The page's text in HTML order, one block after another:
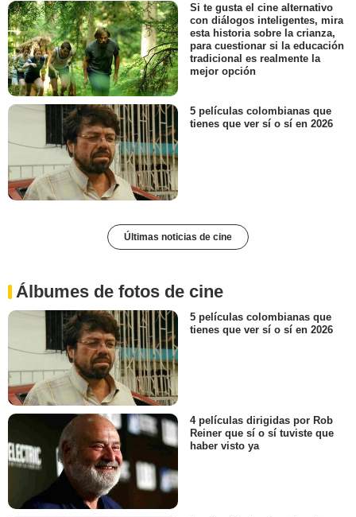
Si te gusta el cine alternativo
con diálogos inteligentes, mira
esta historia sobre la crianza,
para cuestionar si la educación
tradicional es realmente la
mejor opción
5 películas colombianas que
tienes que ver sí o sí en 2026
Últimas noticias de cine
Álbumes de fotos de cine
5 películas colombianas que
tienes que ver sí o sí en 2026
4 películas dirigidas por Rob
Reiner que sí o sí tuviste que
haber visto ya